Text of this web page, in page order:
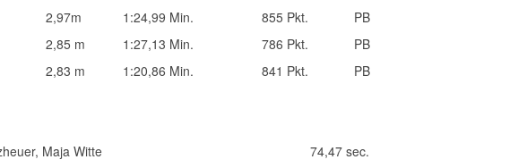
2,97m 1:24,99 Min. 855 Pkt.
PB
2,85 m 1:27,13 Min. 786 Pkt.
PB
2,83 m 1:20,86 Min. 841 Pkt. PB
Maja Witte
74,47 sec.